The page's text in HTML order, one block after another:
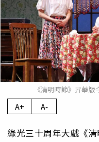
《清明時節》昇華版
A+ A-
綠光三十周年大戲《